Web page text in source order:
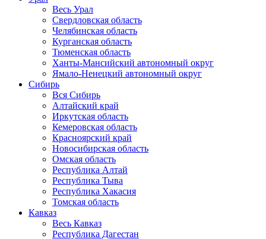
Весь Урал
Свердловская область
Челябинская область
Курганская область
Тюменская область
Ханты-Мансийский автономный округ
Ямало-Ненецкий автономный округ
Сибирь
Вся Сибирь
Алтайский край
Иркутская область
Кемеровская область
Красноярский край
Новосибирская область
Омская область
Республика Алтай
Республика Тыва
Республика Хакасия
Томская область
Кавказ
Весь Кавказ
Республика Дагестан